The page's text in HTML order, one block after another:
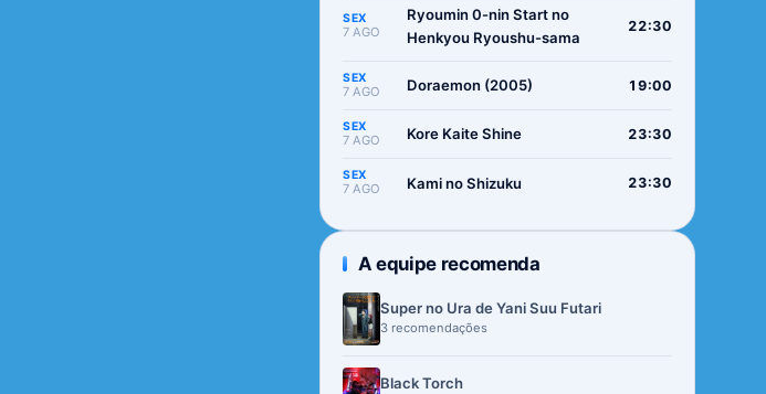
SEX
7 AGO
Ryoumin 0-nin Start no
Henkyou Ryoushu-sama
22:30
SEX
7 AGO Doraemon (2005) 19:00
SEX
7 AGO Kore Kaite Shine 23:30
SEX
7 AGO Kami no Shizuku 23:30
A equipe recomenda
Super no Ura de Yani Suu Futari
3 recomendações
Black Torch